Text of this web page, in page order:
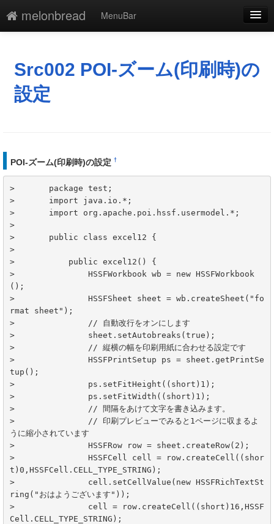
melonbread
MenuBar
添付
凍結
一覧
単語検索
Src002 POI-ズーム(印刷時)の
設定
POI-ズーム(印刷時)の設定 †
>	package test;
>	import java.io.*;
>	import org.apache.poi.hssf.usermodel.*;
>
>	public class excel12 {
>
>	    public excel12() {
>	        HSSFWorkbook wb = new HSSFWorkbook
();
>	        HSSFSheet sheet = wb.createSheet("fo
rmat sheet");
>	        // 自動改行をオンにします
>	        sheet.setAutobreaks(true);
>	        // 縦横の幅を印刷用紙に合わせる設定です
>	        HSSFPrintSetup ps = sheet.getPrintSe
tup();
>	        ps.setFitHeight((short)1);
>	        ps.setFitWidth((short)1);
>	        // 間隔をあけて文字を書き込みます。
>	        // 印刷プレビューでみると1ページに収まるよ
うに縮小されています
>	        HSSFRow row = sheet.createRow(2);
>	        HSSFCell cell = row.createCell((shor
t)0,HSSFCell.CELL_TYPE_STRING);
>	        cell.setCellValue(new HSSFRichTextSt
ring("おはようございます"));
>	        cell = row.createCell((short)16,HSSF
Cell.CELL_TYPE_STRING);